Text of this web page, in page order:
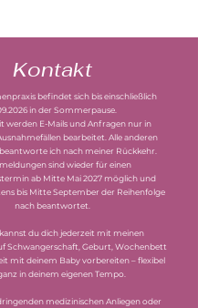
Kontakt
befindet sich bis einschließlich
in der Sommerpause.
werden E-Mails und Anfragen nur in
bearbeitet. Alle anderen
ich nach meiner Rückkehr.
sind wieder für einen
ab Mitte Mai 2027 möglich und
bis Mitte September der Reihenfolge
nach beantwortet.
du dich jederzeit mit meinen
Schwangerschaft, Geburt, Wochenbett
mit deinem Baby vorbereiten – flexibel
in deinem eigenen Tempo.
medizinischen Anliegen oder